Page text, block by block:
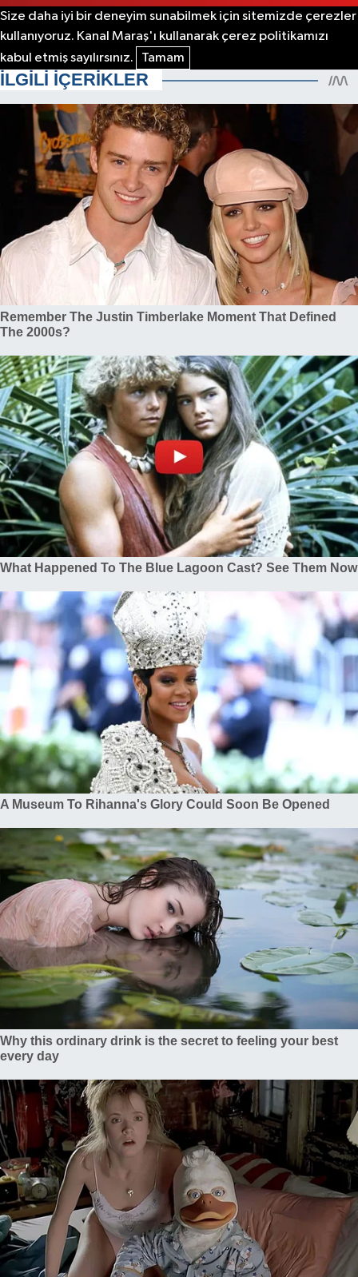
Size daha iyi bir deneyim sunabilmek için sitemizde çerezler
kullanıyoruz. Kanal Maraş'ı kullanarak çerez politikamızı
kabul etmiş sayılırsınız.
Tamam